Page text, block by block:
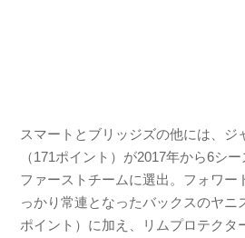
スマートとブリッジズの他には、ジ
（171ポイント）が2017年から6シ
ファーストチームに選出。フォワー
っかり常連となったバックスのヤニ
ポイント）に加え、リムプロテクタ